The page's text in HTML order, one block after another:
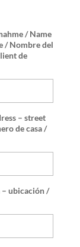
/ Name
/ Nombre del
de
– street
de casa /
ubicación /